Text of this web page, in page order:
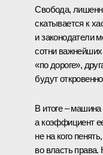
Свобода,
скатывается к
и законодатели
сотни
«по дороге»,
будут
В итоге – машина
а коэффициент
не на кого
во власть права.